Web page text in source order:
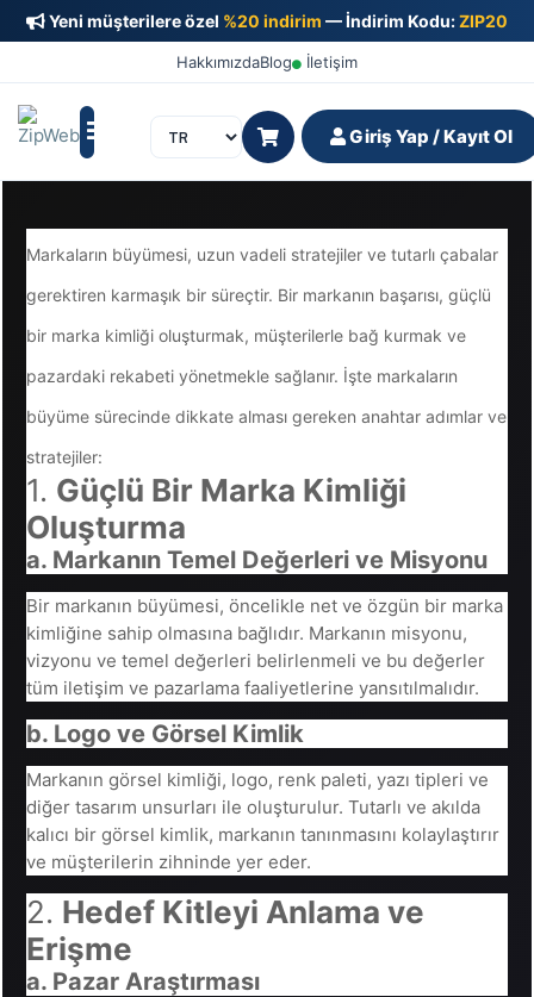
Yeni müşterilere özel %20 indirim — İndirim Kodu:ZIP20
HakkımızdaBlog İletişim
Giriş Yap / Kayıt Ol
Markaların büyümesi, uzun vadeli stratejiler ve tutarlı çabalar
gerektiren karmaşık bir süreçtir. Bir markanın başarısı, güçlü
bir marka kimliği oluşturmak, müşterilerle bağ kurmak ve
pazardaki rekabeti yönetmekle sağlanır. İşte markaların
büyüme sürecinde dikkate alması gereken anahtar adımlar ve
stratejiler:
1. Güçlü Bir Marka Kimliği
Oluşturma
a. Markanın Temel Değerleri ve Misyonu
Bir markanın büyümesi, öncelikle net ve özgün bir marka
kimliğine sahip olmasına bağlıdır. Markanın misyonu,
vizyonu ve temel değerleri belirlenmeli ve bu değerler
tüm iletişim ve pazarlama faaliyetlerine yansıtılmalıdır.
b. Logo ve Görsel Kimlik
Markanın görsel kimliği, logo, renk paleti, yazı tipleri ve
diğer tasarım unsurları ile oluşturulur. Tutarlı ve akılda
kalıcı bir görsel kimlik, markanın tanınmasını kolaylaştırır
ve müşterilerin zihninde yer eder.
2. Hedef Kitleyi Anlama ve
Erişme
a. Pazar Araştırması